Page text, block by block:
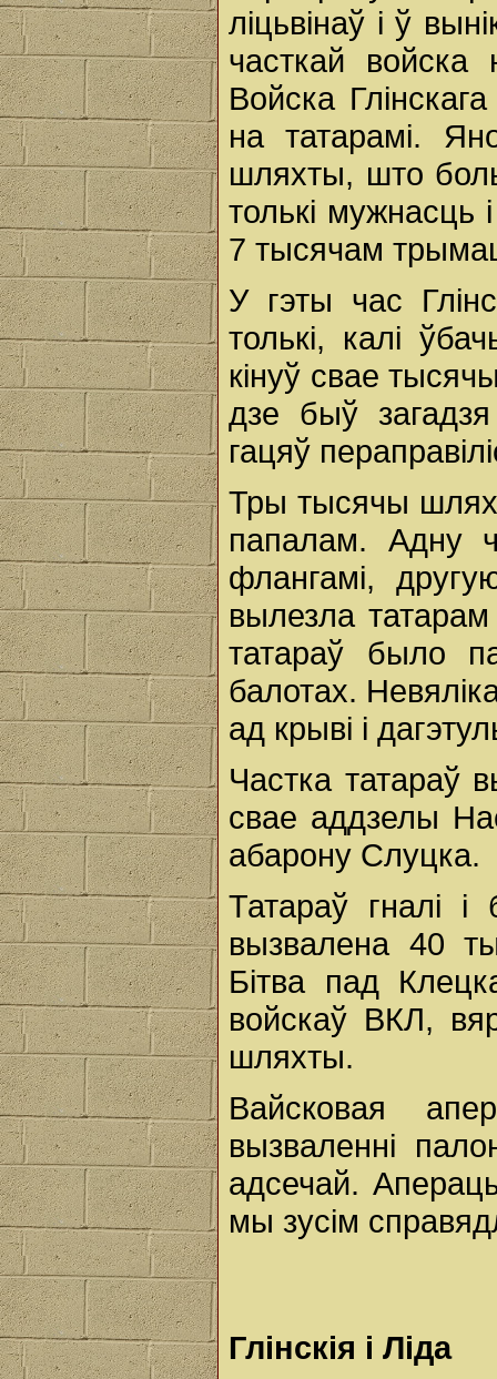
ліцьвінаў і ў
часткай войска
Войска
на татарамі.
шляхты, што
толькі мужнасць
7 тысячам
У гэты час
толькі, калі
кінуў свае
дзе быў
гацяў
Тры тысячы
папалам. Адну
флангамі,
вылезла
татараў было
балотах.
ад крыві і
Частка татараў
свае аддзелы
абарону Слуцка.
Татараў гналі
вызвалена 40
Бітва пад
войскаў ВКЛ,
шляхты.
Вайсковая
вызваленні
адсечай.
мы зусім
Глінскія і Ліда